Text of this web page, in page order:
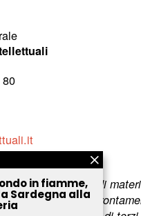
errori nell’uso di
e provvederemo
in fiamme,
Sardegna alla